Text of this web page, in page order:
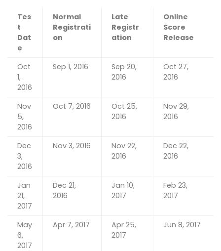
Tes
t
Dat
e
Normal
Registrati
on
Late
Registr
ation
Online
Score
Release
Oct
1,
2016
Sep 1, 2016
Sep 20,
2016
Oct 27,
2016
Nov
5,
2016
Oct 7, 2016
Oct 25,
2016
Nov 29,
2016
Dec
3,
2016
Nov 3, 2016
Nov 22,
2016
Dec 22,
2016
Jan
21,
2017
Dec 21,
2016
Jan 10,
2017
Feb 23,
2017
May
6,
2017
Apr 7, 2017
Apr 25,
2017
Jun 8, 2017